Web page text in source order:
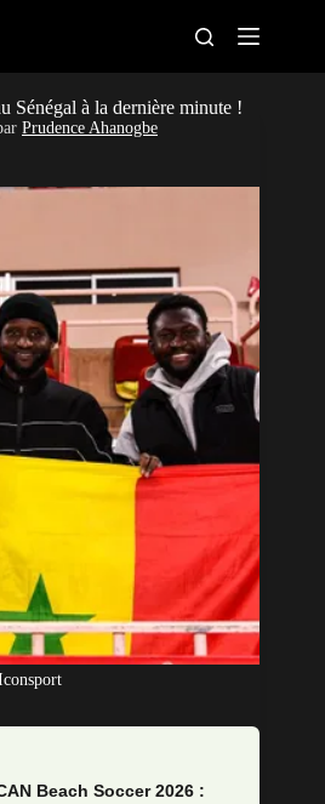
CAN féminine
Clubs
Classement
Paris sportifs
Sénégal à la dernière minute !
Prudence Ahanogbe
Beach Soccer 2026 :